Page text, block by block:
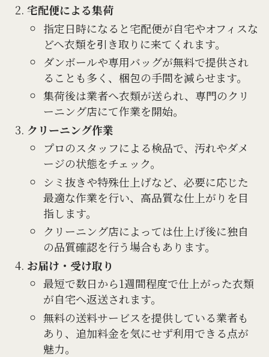
宅配便による集荷
指定日時になると宅配便が自宅やオフィスな
どへ衣類を引き取りに来てくれます。
ダンボールや専用バッグが無料で提供され
ることも多く、梱包の手間を減らせます。
集荷後は業者へ衣類が送られ、専門のクリ
ーニング店にて作業を開始。
クリーニング作業
プロのスタッフによる検品で、汚れやダメ
ージの状態をチェック。
シミ抜きや特殊仕上げなど、必要に応じた
最適な作業を行い、高品質な仕上がりを目
指します。
クリーニング店によっては仕上げ後に独自
の品質確認を行う場合もあります。
お届け・受け取り
最短で数日から1週間程度で仕上がった衣類
が自宅へ返送されます。
無料の送料サービスを提供している業者も
あり、追加料金を気にせず利用できる点が
魅力。